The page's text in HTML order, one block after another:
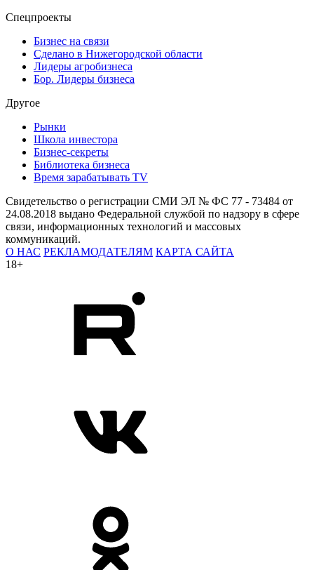
Спецпроекты
Бизнес на связи
Сделано в Нижегородской области
Лидеры агробизнеса
Бор. Лидеры бизнеса
Другое
Рынки
Школа инвестора
Бизнес-секреты
Библиотека бизнеса
Время зарабатывать TV
Свидетельство о регистрации СМИ ЭЛ № ФС 77 - 73484 от
24.08.2018 выдано Федеральной службой по надзору в сфере
связи, информационных технологий и массовых
коммуникаций.
О НАС РЕКЛАМОДАТЕЛЯМ КАРТА САЙТА
18+